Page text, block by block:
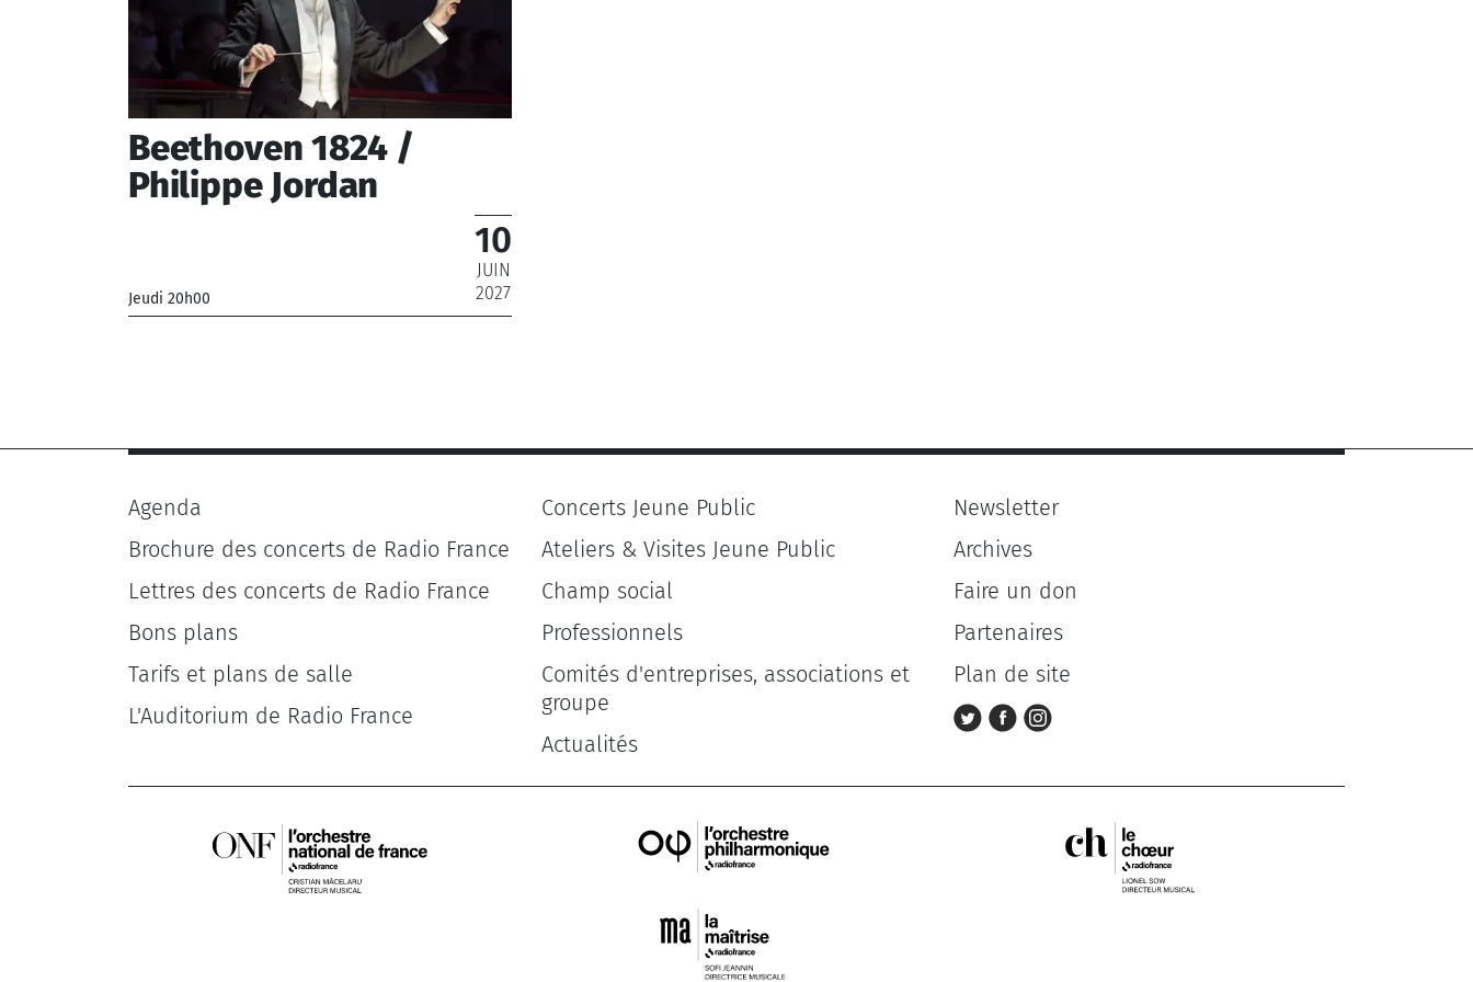
Beethoven 1824 /
Philippe Jordan
Jeudi 20h00
10
JUIN
2027
Agenda
Brochure des concerts de Radio France
Lettres des concerts de Radio France
Bons plans
Tarifs et plans de salle
L'Auditorium de Radio France
Concerts Jeune Public
Ateliers & Visites Jeune Public
Champ social
Professionnels
Comités d'entreprises, associations et
groupe
Actualités
Newsletter
Archives
Faire un don
Partenaires
Plan de site